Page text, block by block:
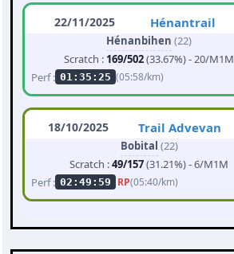
22/11/2025 Hénantrail
Hénanbihen (22)
Scratch : 169/502(33.67%) - 20/M1M
Perf : 01:35:25 (05:58/km)
18/10/2025 Trail Advevan
Bobital (22)
Scratch :49/157(31.21%) - 6/M1M
Perf : 02:49:59 RP(05:40/km)